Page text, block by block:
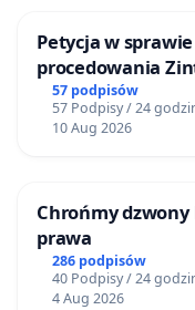
Petycja w
procedowania
Inwestycyjnych
„Myślenice –
57 podpisów
57 Podpisy / 24
10 Aug 2026
Chrońmy
prawa
286 podpisów
40 Podpisy / 24
4 Aug 2026